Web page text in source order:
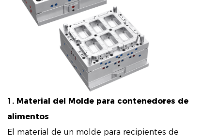
1. Material del Molde para contenedores de
alimentos
El material de un molde para recipientes de